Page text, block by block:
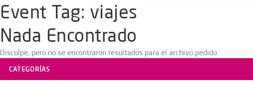
Event Tag: viajes
Nada Encontrado
Disculpe, pero no se encontraron resultados para el archivo pedido.
CATEGORÍAS